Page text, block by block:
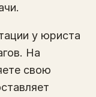
у юриста
На
свою